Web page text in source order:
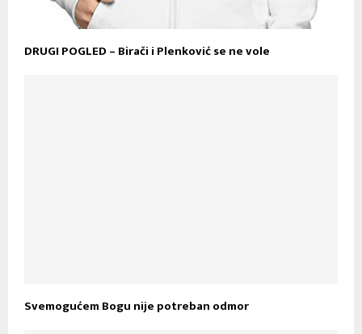
DRUGI POGLED – Birači i Plenković se ne vole
Svemogućem Bogu nije potreban odmor